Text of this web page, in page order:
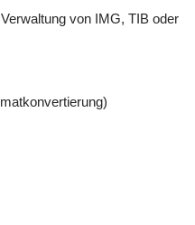
von IMG, TIB oder